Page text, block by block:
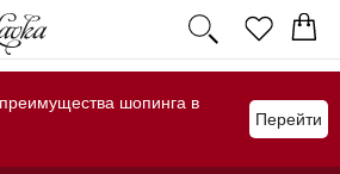
шопинга в
Перейти